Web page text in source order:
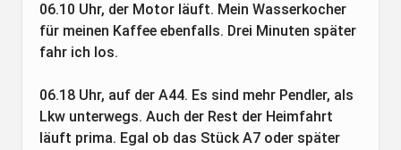
06.10 Uhr, der Motor läuft. Mein Wasserkocher
für meinen Kaffee ebenfalls. Drei Minuten später
fahr ich los.
06.18 Uhr, auf der A44. Es sind mehr Pendler, als
Lkw unterwegs. Auch der Rest der Heimfahrt
läuft prima. Egal ob das Stück A7 oder später